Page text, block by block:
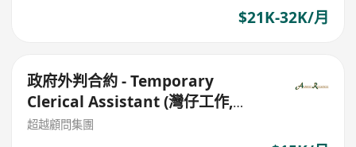
$21K-32K/月
政府外判合約 - Temporary
Clerical Assistant (灣仔工作,
HK$15180)
超越顧問集團